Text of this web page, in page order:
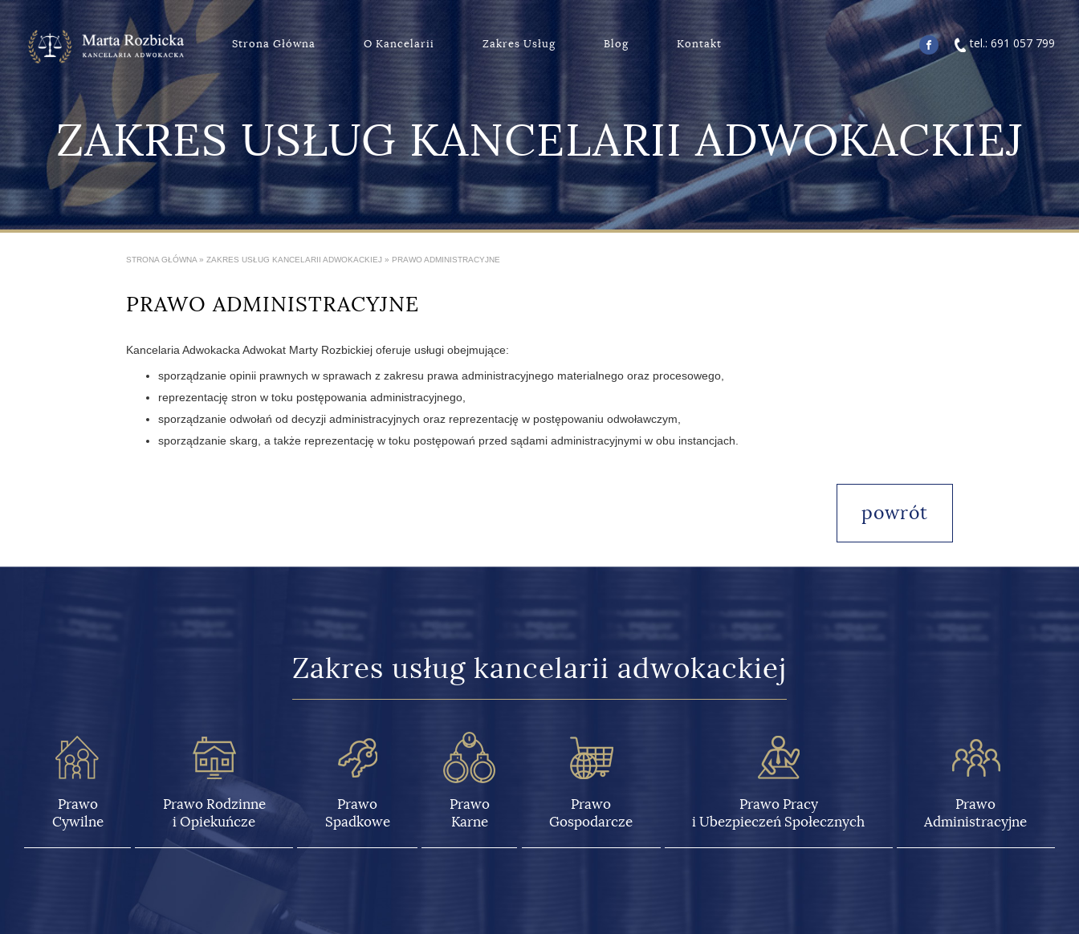
Strona Główna O Kancelarii Zakres Usług Blog Kontakt tel.: 691 057 799
ZAKRES USŁUG KANCELARII ADWOKACKIEJ
STRONA GŁÓWNA » ZAKRES USŁUG KANCELARII ADWOKACKIEJ » PRAWO ADMINISTRACYJNE
PRAWO ADMINISTRACYJNE
Kancelaria Adwokacka Adwokat Marty Rozbickiej oferuje usługi obejmujące:
sporządzanie opinii prawnych w sprawach z zakresu prawa administracyjnego materialnego oraz procesowego,
reprezentację stron w toku postępowania administracyjnego,
sporządzanie odwołań od decyzji administracyjnych oraz reprezentację w postępowaniu odwoławczym,
sporządzanie skarg, a także reprezentację w toku postępowań przed sądami administracyjnymi w obu instancjach.
powrót
Zakres usług kancelarii adwokackiej
Prawo
Cywilne
Prawo Rodzinne
i Opiekuńcze
Prawo
Spadkowe
Prawo
Karne
Prawo
Gospodarcze
Prawo Pracy
i Ubezpieczeń Społecznych
Prawo
Administracyjne